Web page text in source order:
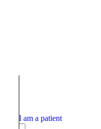
I am a patient